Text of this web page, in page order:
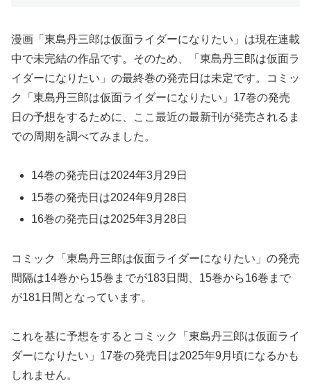
漫画「東島丹三郎は仮面ライダーになりたい」は現在連載
中で未完結の作品です。そのため、「東島丹三郎は仮面ラ
イダーになりたい」の最終巻の発売日は未定です。コミッ
ク「東島丹三郎は仮面ライダーになりたい」17巻の発売
日の予想をするために、ここ最近の最新刊が発売されるま
での周期を調べてみました。
14巻の発売日は2024年3月29日
15巻の発売日は2024年9月28日
16巻の発売日は2025年3月28日
コミック「東島丹三郎は仮面ライダーになりたい」の発売
間隔は14巻から15巻までが183日間、15巻から16巻まで
が181日間となっています。
これを基に予想をするとコミック「東島丹三郎は仮面ライ
ダーになりたい」17巻の発売日は2025年9月頃になるかも
しれません。